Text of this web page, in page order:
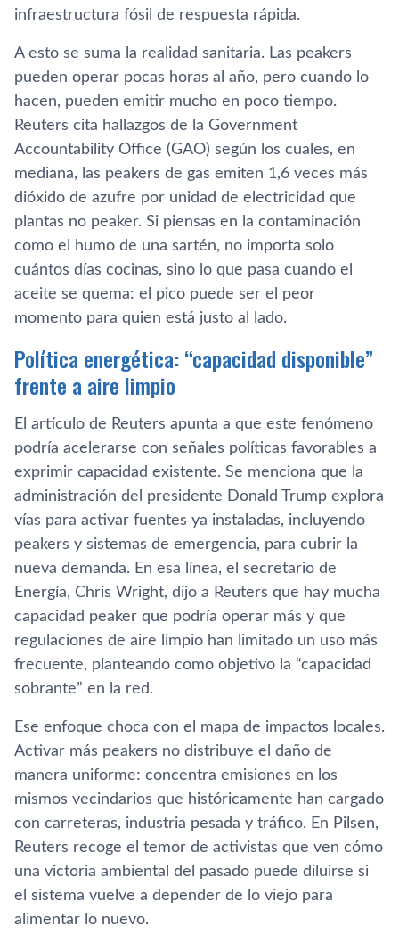
infraestructura fósil de respuesta rápida.
A esto se suma la realidad sanitaria. Las peakers
pueden operar pocas horas al año, pero cuando lo
hacen, pueden emitir mucho en poco tiempo.
Reuters cita hallazgos de la Government
Accountability Office (GAO) según los cuales, en
mediana, las peakers de gas emiten 1,6 veces más
dióxido de azufre por unidad de electricidad que
plantas no peaker. Si piensas en la contaminación
como el humo de una sartén, no importa solo
cuántos días cocinas, sino lo que pasa cuando el
aceite se quema: el pico puede ser el peor
momento para quien está justo al lado.
Política energética: “capacidad disponible”
frente a aire limpio
El artículo de Reuters apunta a que este fenómeno
podría acelerarse con señales políticas favorables a
exprimir capacidad existente. Se menciona que la
administración del presidente Donald Trump explora
vías para activar fuentes ya instaladas, incluyendo
peakers y sistemas de emergencia, para cubrir la
nueva demanda. En esa línea, el secretario de
Energía, Chris Wright, dijo a Reuters que hay mucha
capacidad peaker que podría operar más y que
regulaciones de aire limpio han limitado un uso más
frecuente, planteando como objetivo la “capacidad
sobrante” en la red.
Ese enfoque choca con el mapa de impactos locales.
Activar más peakers no distribuye el daño de
manera uniforme: concentra emisiones en los
mismos vecindarios que históricamente han cargado
con carreteras, industria pesada y tráfico. En Pilsen,
Reuters recoge el temor de activistas que ven cómo
una victoria ambiental del pasado puede diluirse si
el sistema vuelve a depender de lo viejo para
alimentar lo nuevo.